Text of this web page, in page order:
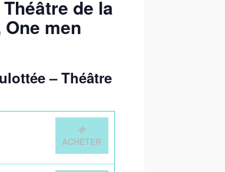
de la
One men
– Théâtre
ACHETER